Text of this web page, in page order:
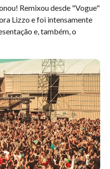
Remixou desde "Vogue"
Lizzo e foi intensamente
e, também, o